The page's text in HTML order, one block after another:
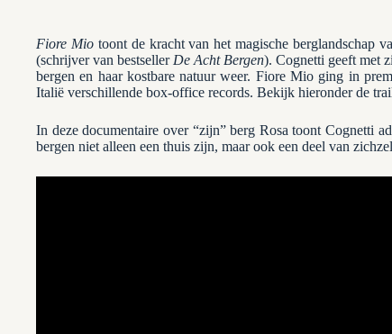
Fiore Miotoont de kracht van het magische berglandschap
(schrijver van bestseller De Acht Bergen). Cognetti geeft met
bergen en haar kostbare natuur weer. Fiore Mio ging in
Italië verschillende box-office records. Bekijk hieronder de
In deze documentaire over “zijn” berg Rosa toont Cognetti
bergen niet alleen een thuis zijn, maar ook een deel van